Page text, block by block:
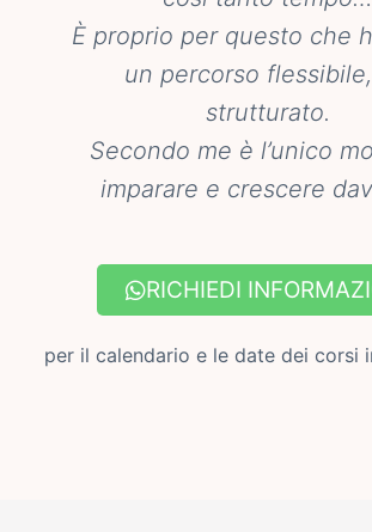
È proprio per questo che
un percorso
strutturato.
Secondo me è l’unico
imparare e crescere
RICHIEDI
per il calendario e le date dei corsi